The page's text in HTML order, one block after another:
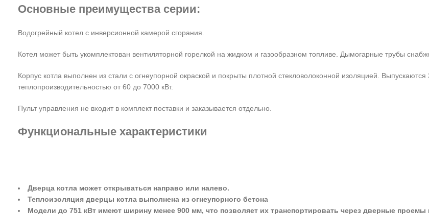
Основные преимущества серии:
Водогрейный котел с инверсионной камерой сгорания.
Котел может быть укомплектован вентиляторной горелкой на жидком и газообразном топливе. Дымогарные трубы
Корпус котла выполнен из стали с огнеупорной окраской и покрыты плотной стекловолоконной изоляцией.
теплопроизводительностью от 60 до 7000 кВт.
Пульт управления не входит в комплект поставки и заказывается отдельно.
Функциональные характеристики
Дверца котла может открываться направо или налево.
Теплоизоляция дверцы котла выполнена из огнеупорного бетона
Модели до 751 кВт имеют ширину менее 900 мм, что позволяет их транспортировать через дверные